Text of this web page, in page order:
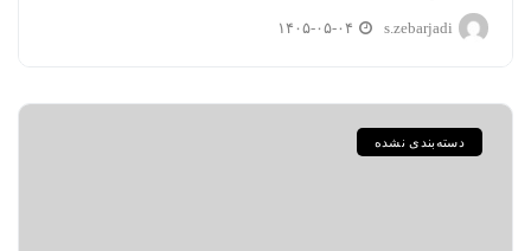
s.zebarjadi ۱۴۰۵-۰۵-۰۴
دسته‌بندی نشده